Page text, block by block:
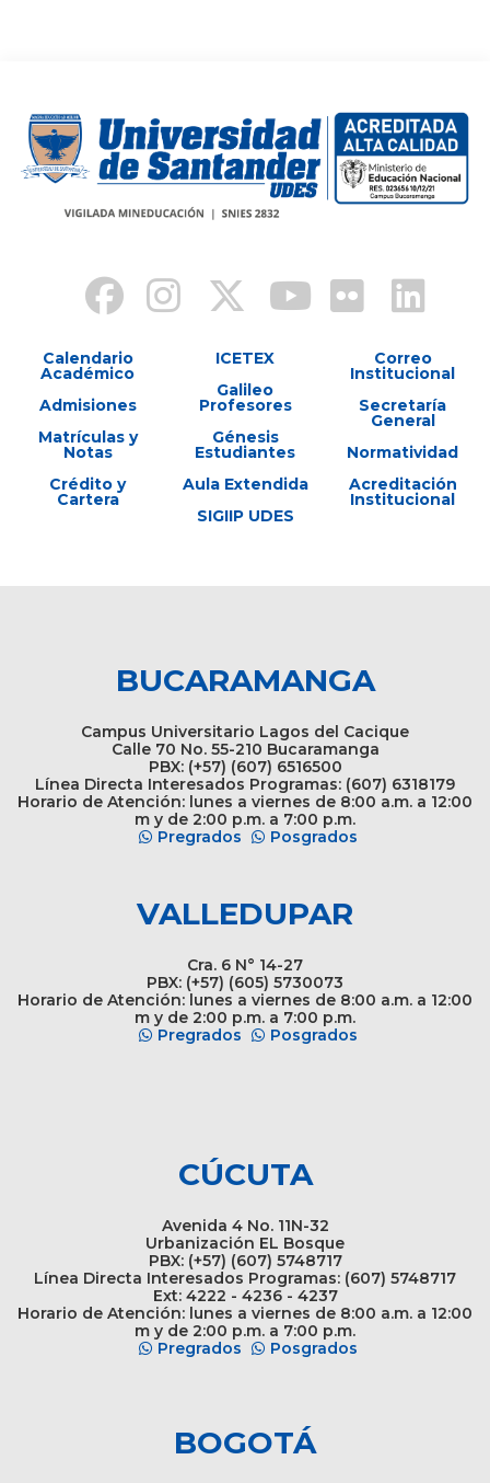
Calendario
Académico
Admisiones
Matrículas y
Notas
Crédito y
Cartera
ICETEX
Galileo
Profesores
Génesis
Estudiantes
Aula Extendida
SIGIIP UDES
Correo
Institucional
Secretaría
General
Normatividad
Acreditación
Institucional
BUCARAMANGA
Campus Universitario Lagos del Cacique
Calle 70 No. 55-210 Bucaramanga
PBX: (+57) (607) 6516500
Línea Directa Interesados Programas: (607) 6318179
Horario de Atención: lunes a viernes de 8:00 a.m. a 12:00
m y de 2:00 p.m. a 7:00 p.m.
Pregrados
Posgrados
VALLEDUPAR
Cra. 6 N° 14-27
PBX: (+57) (605) 5730073
Horario de Atención: lunes a viernes de 8:00 a.m. a 12:00
m y de 2:00 p.m. a 7:00 p.m.
Pregrados
Posgrados
CÚCUTA
Avenida 4 No. 11N-32
Urbanización EL Bosque
PBX: (+57) (607) 5748717
Línea Directa Interesados Programas: (607) 5748717
Ext: 4222 - 4236 - 4237
Horario de Atención: lunes a viernes de 8:00 a.m. a 12:00
m y de 2:00 p.m. a 7:00 p.m.
Pregrados
Posgrados
BOGOTÁ